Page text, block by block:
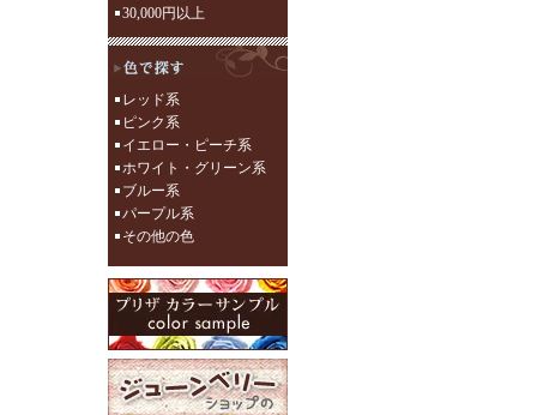
30,000円以上
レッド系
ピンク系
イエロー・ピーチ系
ホワイト・グリーン系
ブルー系
パープル系
その他の色